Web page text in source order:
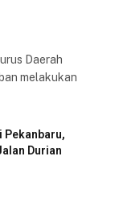
Daerah
melakukan
Pekanbaru,
Durian